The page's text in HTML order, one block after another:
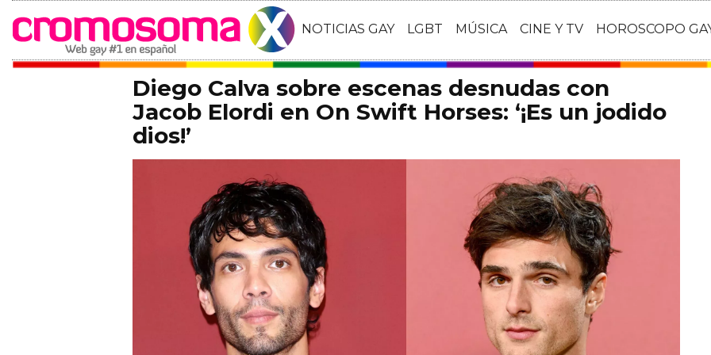
NOTICIAS GAY LGBT MÚSICA CINE Y TV HOROSCOPO
Diego Calva sobre escenas desnudas con
Jacob Elordi en On Swift Horses: ‘¡Es un jodido
dios!’